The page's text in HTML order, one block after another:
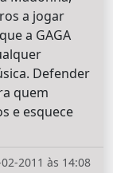
a jogar
a GAGA
Defender
quem
e esquece
2011 às 14:08